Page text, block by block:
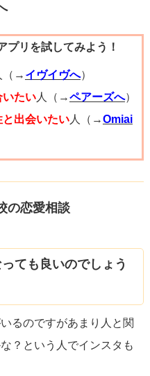
然冷めるようなことは起
るためです。
る家族や友達に急に不信
はずです。
ょう。
手目線で自分の何が好き
何のために行った結果の
主眼を置いて話が出来れ
と思います。
ったダメな男のエピソー
居ること。自分の理想が1
という事が実感できると、
なるかもしれません。
の弱さや感情を隠すとい
たら負け、弱さを見せた
レベルで根付いているの
プリを試してみよう！
（→ イヴイヴへ）
いたい人（→ペアーズへ）
出会いたい人（→Omiai
の恋愛相談
ても良いのでしょう
るのですがあまり人と関
？という人でインスタも